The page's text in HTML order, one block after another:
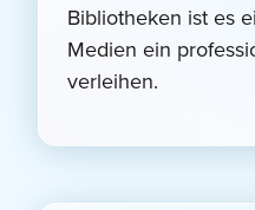
Bibliotheken ist es
Medien ein
verleihen.